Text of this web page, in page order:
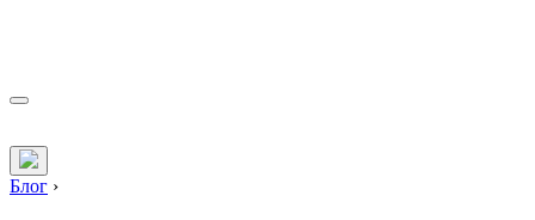
Блог ›